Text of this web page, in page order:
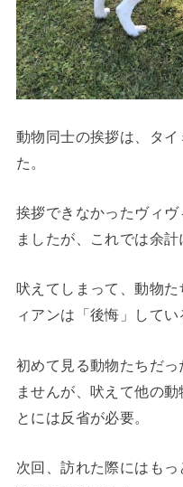
動物同士の挨拶は、タイ
た。
挨拶できなかったヴィ
ましたが、これでは余計
吠えてしまって、動物
ィアンは「後悔」してい
初めて見る動物たちだ
ませんが、吠えて他の
とには反省が必要。
次回、訪れた際にはも